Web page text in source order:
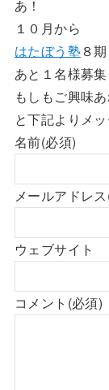
あ！
１０月から
はたぼう塾８
あと１名様募集
もしもご興味
と下記よりメ
名前(必須)
メールアドレス
ウェブサイト
コメント (必須)